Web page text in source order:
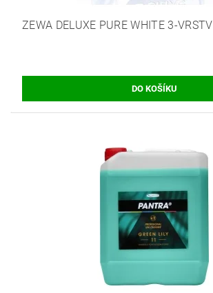
ZEWA DELUXE PURE WHITE 3-